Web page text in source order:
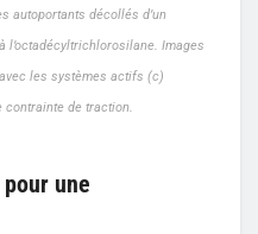
autoportants décollés d’un
l’octadécyltrichlorosilane. Images
les systèmes actifs (c)
contrainte de traction.
une